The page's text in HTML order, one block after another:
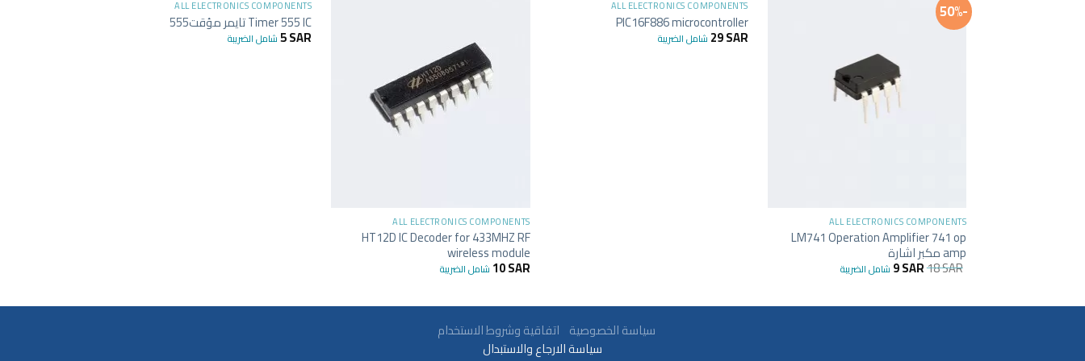
-50%
ALL ELECTRONICS COMPONENTS
LM741 Operation Amplifier 741 op
amp مكبر اشارة
18SAR
9SAR شامل الضريبة
ALL ELECTRONICS COMPONENTS
PIC16F886 microcontroller
29SAR شامل الضريبة
ALL ELECTRONICS COMPONENTS
HT12D IC Decoder for 433MHZ RF
wireless module
10SAR شامل الضريبة
ALL ELECTRONICS COMPONENTS
Timer 555 IC تايمر مؤقت555
5SAR شامل الضريبة
سياسة الخصوصية اتفاقية وشروط الاستخدام
سياسة الارجاع والاستبدال